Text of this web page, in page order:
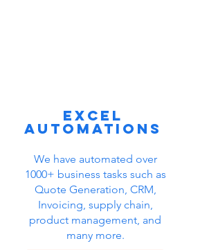
Excel
automations
We have automated over
1000+ business tasks such as
Quote Generation, CRM,
Invoicing, supply chain,
product management, and
many more.